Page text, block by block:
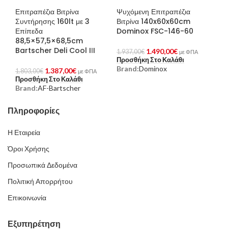
Επιτραπέζια Βιτρίνα
Συντήρησης 160lt με 3
Επίπεδα
88,5×57,5×68,5cm
Bartscher Deli Cool IΙI
1.803,00€ 1.387,00€ με ΦΠΑ
Προσθήκη Στο Καλάθι
Brand:AF-Bartscher
Ψυχόμενη Επιτραπέζια
Βιτρίνα 140x60x60cm
Dominox FSC-146-60
1.937,00€ 1.490,00€ με ΦΠΑ
Προσθήκη Στο Καλάθι
Brand:Dominox
Πληροφορίες
Η Εταιρεία
Όροι Χρήσης
Προσωπικά Δεδομένα
Πολιτική Απορρήτου
Επικοινωνία
Εξυπηρέτηση